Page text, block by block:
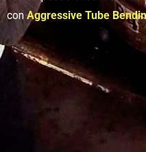
conAggressive Tube